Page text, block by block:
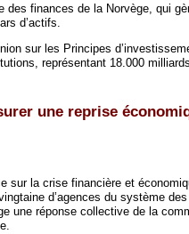
des finances de la Norvège, qui
d’actifs.
sur les Principes
représentant 18.000
une reprise
sur la crise financière et
d’agences du système
une réponse collective de la